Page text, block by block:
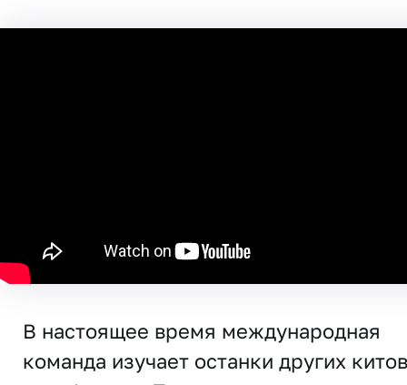
В настоящее время международная
команда изучает останки других